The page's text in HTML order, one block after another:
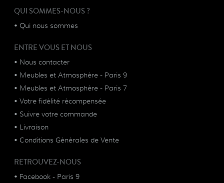
QUI SOMMES-NOUS ?
• Qui nous sommes
ENTRE VOUS ET NOUS
• Nous contacter
• Meubles et Atmosphère - Paris 9
• Meubles et Atmosphère - Paris 7
• Votre fidélité récompensée
• Suivre votre commande
• Livraison
• Conditions Générales de Vente
RETROUVEZ-NOUS
• Facebook - Paris 9